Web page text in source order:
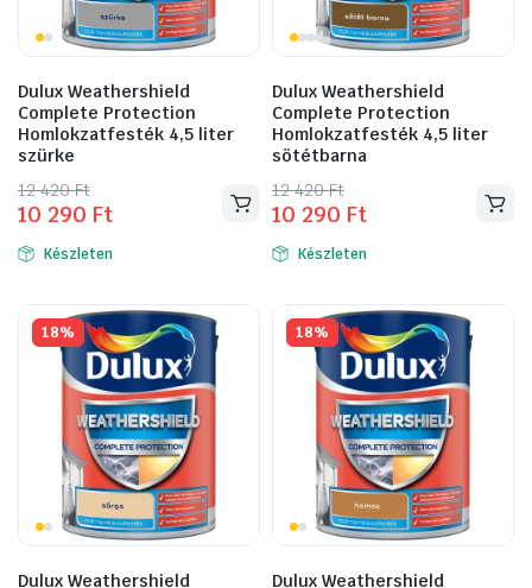
Dulux Weathershield
Complete Protection
Homlokzatfesték 4,5 liter
szürke
12 420Ft
Original
price
was:
10 290 Ft
Current
price
is: Készleten
Dulux Weathershield
Complete Protection
Homlokzatfesték 4,5 liter
sötétbarna
12 420Ft
Original
price
was:
10 290 Ft
Current
price
is: Készleten
18%
Dulux Weathershield
18%
Dulux Weathershield